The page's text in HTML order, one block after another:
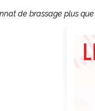
de brassage plus